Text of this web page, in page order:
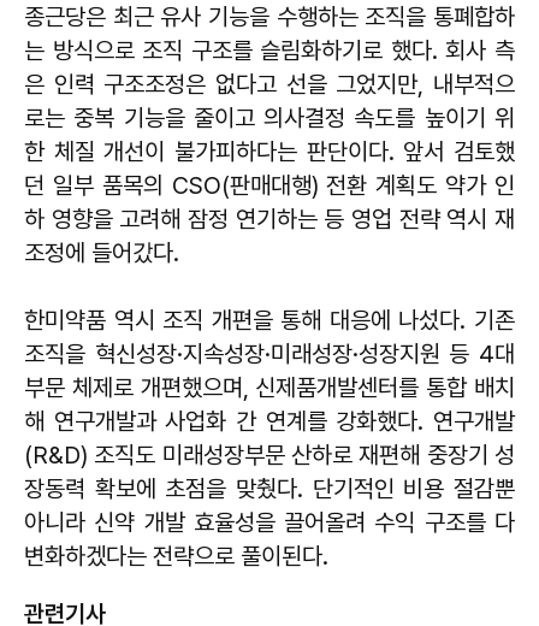
종근당은 최근 유사 기능을 수행하는 조직을 통폐합하
는 방식으로 조직 구조를 슬림화하기로 했다. 회사 측
은 인력 구조조정은 없다고 선을 그었지만, 내부적으
로는 중복 기능을 줄이고 의사결정 속도를 높이기 위
한 체질 개선이 불가피하다는 판단이다. 앞서 검토했
던 일부 품목의 CSO(판매대행) 전환 계획도 약가 인
하 영향을 고려해 잠정 연기하는 등 영업 전략 역시 재
조정에 들어갔다.
한미약품 역시 조직 개편을 통해 대응에 나섰다. 기존
조직을 혁신성장·지속성장·미래성장·성장지원 등 4대
부문 체제로 개편했으며, 신제품개발센터를 통합 배치
해 연구개발과 사업화 간 연계를 강화했다. 연구개발
(R&D) 조직도 미래성장부문 산하로 재편해 중장기 성
장동력 확보에 초점을 맞췄다. 단기적인 비용 절감뿐
아니라 신약 개발 효율성을 끌어올려 수익 구조를 다
변화하겠다는 전략으로 풀이된다.
관련기사